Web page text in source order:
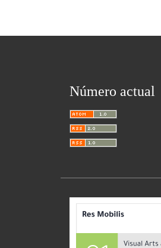
Número actual